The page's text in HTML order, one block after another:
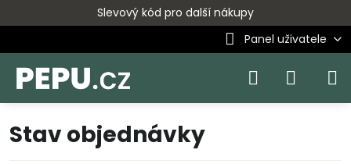
Slevový kód pro další nákupy
Panel uživatele
Stav objednávky